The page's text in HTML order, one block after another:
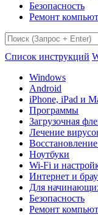
Безопасность
Ремонт
Список инструкций
Windows
Android
iPhone, iPad и
Программы
Загрузочная
Лечение
Ноутбуки
Wi-Fi и
Интернет и
Для
Безопасность
Ремонт